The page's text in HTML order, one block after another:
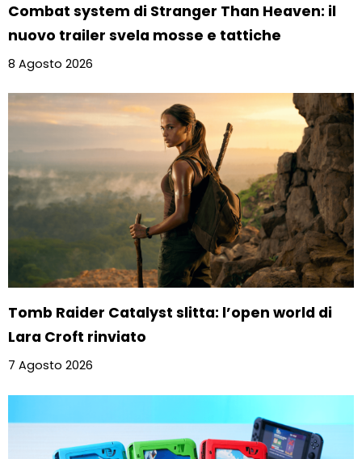
Combat system di Stranger Than Heaven: il
nuovo trailer svela mosse e tattiche
8 Agosto 2026
Tomb Raider Catalyst slitta: l’open world di
Lara Croft rinviato
7 Agosto 2026